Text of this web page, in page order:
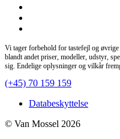
Vi tager forbehold for tastefejl og
blandt andet priser, modeller, udstyr,
sig. Endelige oplysninger og vilkår
(+45) 70 159 159
Databeskyttelse
© Van Mossel 2026